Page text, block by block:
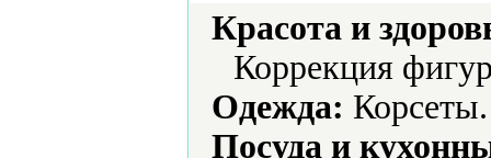
Красота и
Коррекция
Одежда:
Посуда и